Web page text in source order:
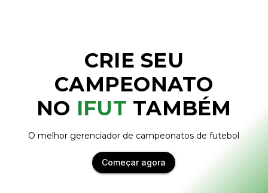
CRIE SEU
CAMPEONATO
NO IFUT TAMBÉM
O melhor gerenciador de campeonatos de futebol
Começar agora